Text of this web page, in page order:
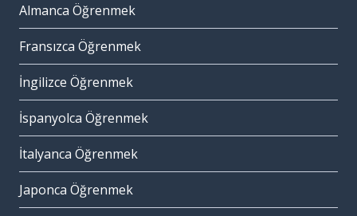
Almanca Öğrenmek
Fransızca Öğrenmek
İngilizce Öğrenmek
İspanyolca Öğrenmek
İtalyanca Öğrenmek
Japonca Öğrenmek